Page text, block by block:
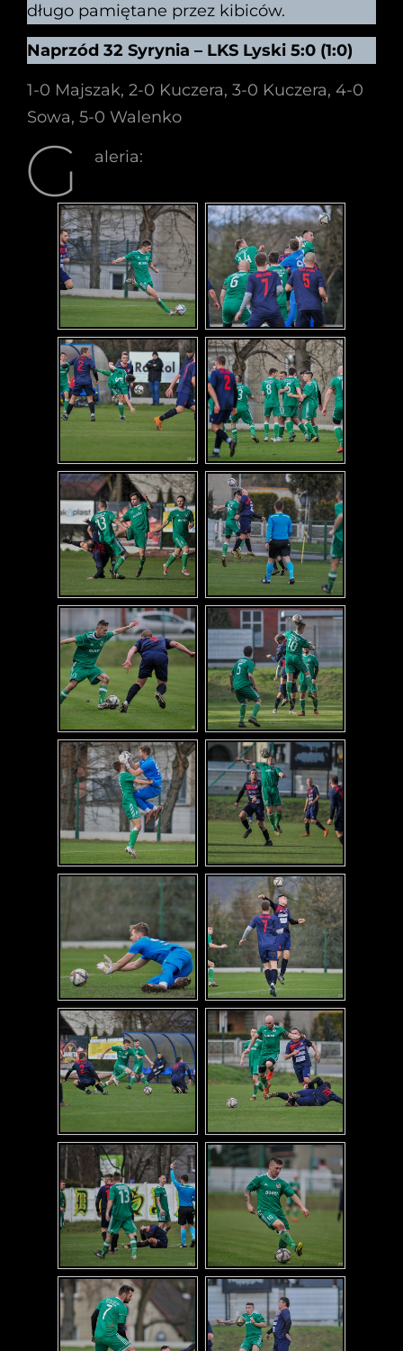
długo pamiętane przez kibiców.
Naprzód 32 Syrynia – LKS Lyski 5:0 (1:0)
1-0 Majszak, 2-0 Kuczera, 3-0 Kuczera, 4-0
Sowa, 5-0 Walenko
G aleria: